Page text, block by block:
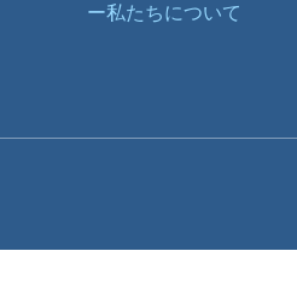
私たちについて